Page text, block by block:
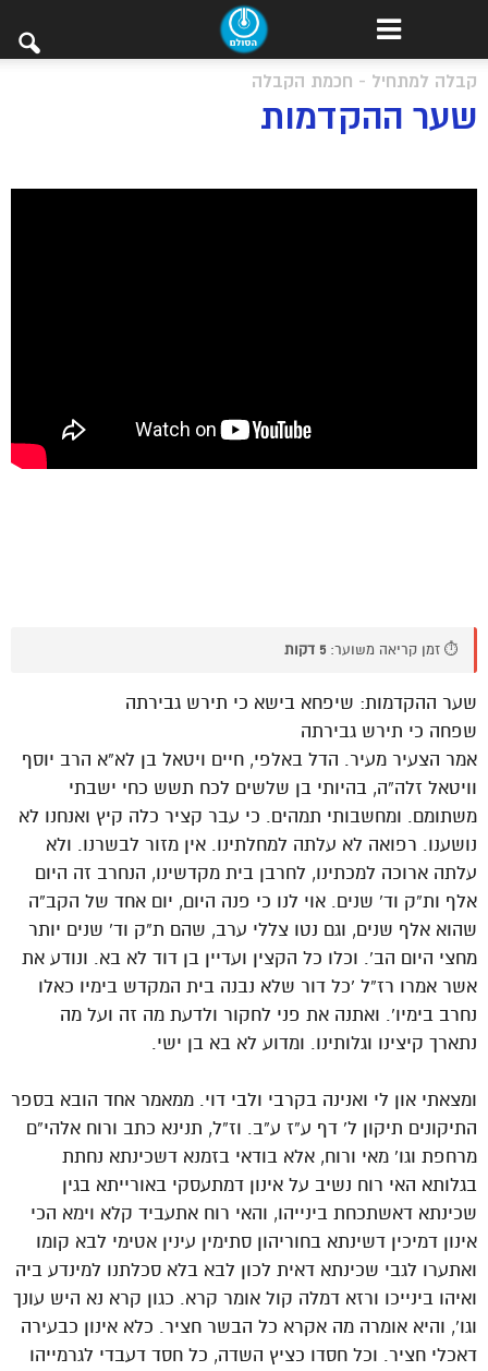
קבלה למתחיל - חכמת הקבלה
שער ההקדמות
⏱️ זמן קריאה משוער: 5 דקות
שער ההקדמות: שיפחא בישא כי תירש גבירתה
שפחה כי תירש גבירתה
אמר הצעיר מעיר. הדל באלפי, חיים ויטאל בן לא”א הרב יוסף
וויטאל זלה”ה, בהיותי בן שלשים לכח תשש כחי ישבתי
משתומם. ומחשבותי תמהים. כי עבר קציר כלה קיץ ואנחנו לא
נושענו. רפואה לא עלתה למחלתינו. אין מזור לבשרנו. ולא
עלתה ארוכה למכתינו, לחרבן בית מקדשינו, הנחרב זה היום
אלף ות”ק וד’ שנים. אוי לנו כי פנה היום, יום אחד של הקב”ה
שהוא אלף שנים, וגם נטו צללי ערב, שהם ת”ק וד’ שנים יותר
מחצי היום הב’. וכלו כל הקצין ועדיין בן דוד לא בא. ונודע את
אשר אמרו רז”ל ‘כל דור שלא נבנה בית המקדש בימיו כאלו
נחרב בימיו’. ואתנה את פני לחקור ולדעת מה זה ועל מה
נתארך קיצינו וגלותינו. ומדוע לא בא בן ישי.
ומצאתי און לי ואנינה בקרבי ולבי דוי. ממאמר אחד הובא בספר
התיקונים תיקון ל’ דף ע”ז ע”ב. וז”ל, תנינא כתב ורוח אלהי”ם
מרחפת וגו’ מאי ורוח, אלא בודאי בזמנא דשכינתא נחתת
בגלותא האי רוח נשיב על אינון דמתעסקי באורייתא בגין
שכינתא דאשתכחת בינייהו, והאי רוח אתעביד קלא וימא הכי
אינון דמיכין דשינתא בחוריהון סתימין עינין אטימי לבא קומו
ואתערו לגבי שכינתא דאית לכון לבא בלא סכלתנו למינדע ביה
ואיהו בינייכו ורזא דמלה קול אומר קרא. כגון קרא נא היש עונך
וגו’, והיא אומרה מה אקרא כל הבשר חציר. כלא אינון כבעירה
דאכלי חציר. וכל חסדו כציץ השדה, כל חסד דעבדי לגרמייהו